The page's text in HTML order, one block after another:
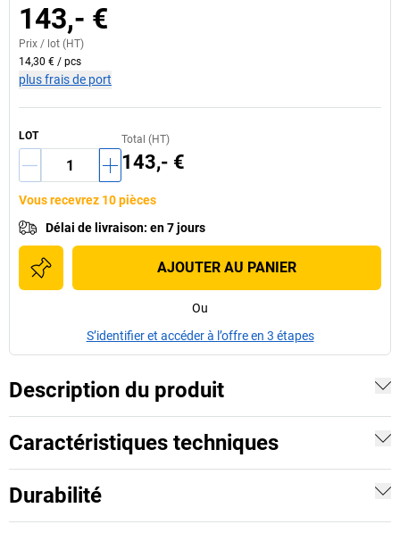
143,- €
Prix / lot (HT)
14,30 € / pcs
plus frais de port
LOT Total (HT)
143,- €
Vous recevrez 10 pièces
Délai de livraison: en 7 jours
AJOUTER AU PANIER
Ou
S’identifier et accéder à l’offre en 3 étapes
Description du produit
Caractéristiques techniques
Durabilité